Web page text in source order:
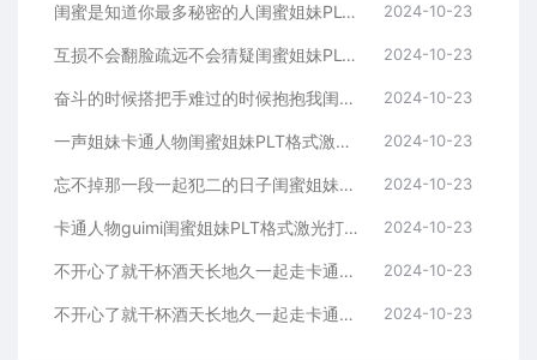
闺蜜是知道你最多秘密的人闺蜜姐妹PLT格式激光打标文件通用矢量图 2024-10-23
互损不会翻脸疏远不会猜疑闺蜜姐妹PLT格式激光打标文件通用矢量图 2024-10-23
奋斗的时候搭把手难过的时候抱抱我闺蜜姐妹 2024-10-23
一声姐妹卡通人物闺蜜姐妹PLT格式激光打标文件通用矢量图 2024-10-23
忘不掉那一段一起犯二的日子闺蜜姐妹PLT格式激光打标文件通用矢量图 2024-10-23
卡通人物guimi闺蜜姐妹PLT格式激光打标文件通用矢量图 2024-10-23
不开心了就干杯酒天长地久一起走卡通人物闺蜜姐妹 2024-10-23
不开心了就干杯酒天长地久一起走卡通人物闺蜜姐妹 2024-10-23